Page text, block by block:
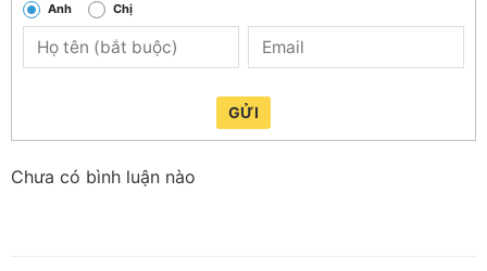
Anh Chị
GỬI
Chưa có bình luận nào